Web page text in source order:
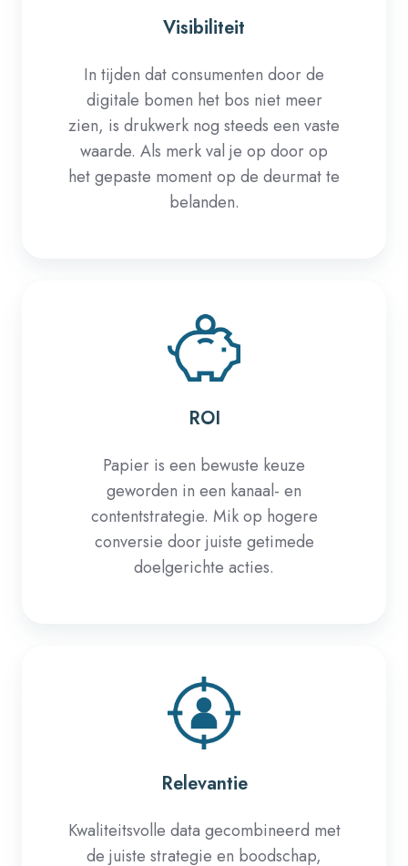
Visibiliteit
In tijden dat consumenten door de
digitale bomen het bos niet meer
zien, is drukwerk nog steeds een vaste
waarde. Als merk val je op door op
het gepaste moment op de deurmat te
belanden.
ROI
Papier is een bewuste keuze
geworden in een kanaal- en
contentstrategie. Mik op hogere
conversie door juiste getimede
doelgerichte acties.
Relevantie
Kwaliteitsvolle data gecombineerd met
de juiste strategie en boodschap,